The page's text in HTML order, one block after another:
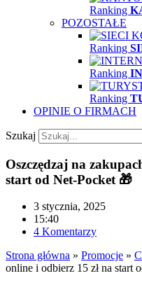
Ranking
POZOSTAŁE
Ranking
Ranking
Ranking
OPINIE O FIRMACH
Szukaj
Oszczędzaj na
start od Net-Pocket 🎁
3 stycznia, 2025
15:40
4 Komentarzy
Strona główna » Promocje »
online i odbierz 15 zł na start